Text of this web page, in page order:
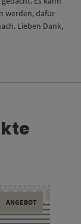
werden, dafür
Lieben Dank,
ANGEBOT